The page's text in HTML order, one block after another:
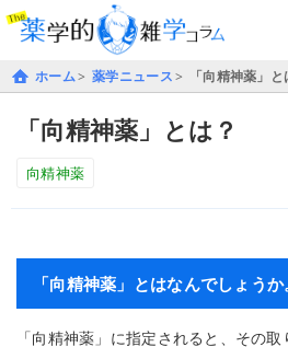
ホーム 薬学ニュース 「向精神薬」と
「向精神薬」とは？
向精神薬
「向精神薬」とはなんでしょうか
「向精神薬」に指定されると、その